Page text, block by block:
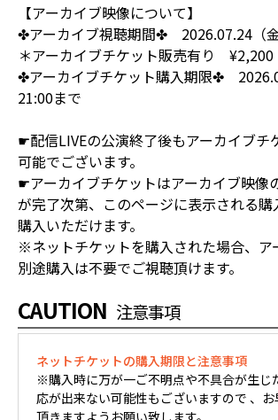
【アーカイブ映像について】
✤アーカイブ視聴期間✤ 2026.07.24（
＊アーカイブチケット販売有り ¥2,200
✤アーカイブチケット購入期限✤
21:00まで
☛配信LIVEの公演終了後もアーカイブチ
可能でございます。
☛アーカイブチケットはアーカイブ映像
が完了次第、このページに表示される
購入いただけます。
※ネットチケットを購入された場合、ア
別途購入は不要でご視聴頂けます。
CAUTION 注意事項
ネットチケットの購入期限と注意事項
※購入時に万が一ご不明点や不具合が生じ
応が出来ない可能性もございますので 、
頂きますようお願い致します。